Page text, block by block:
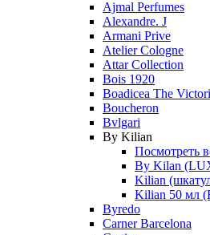
Ajmal Perfumes
Alexandre. J
Armani Prive
Atelier Cologne
Attar Collection
Bois 1920
Boadicea The
Boucheron
Bvlgari
By Kilian
Посмотреть
By Kilan
Kilian
Kilian 50 мл
Byredo
Carner Barcelona